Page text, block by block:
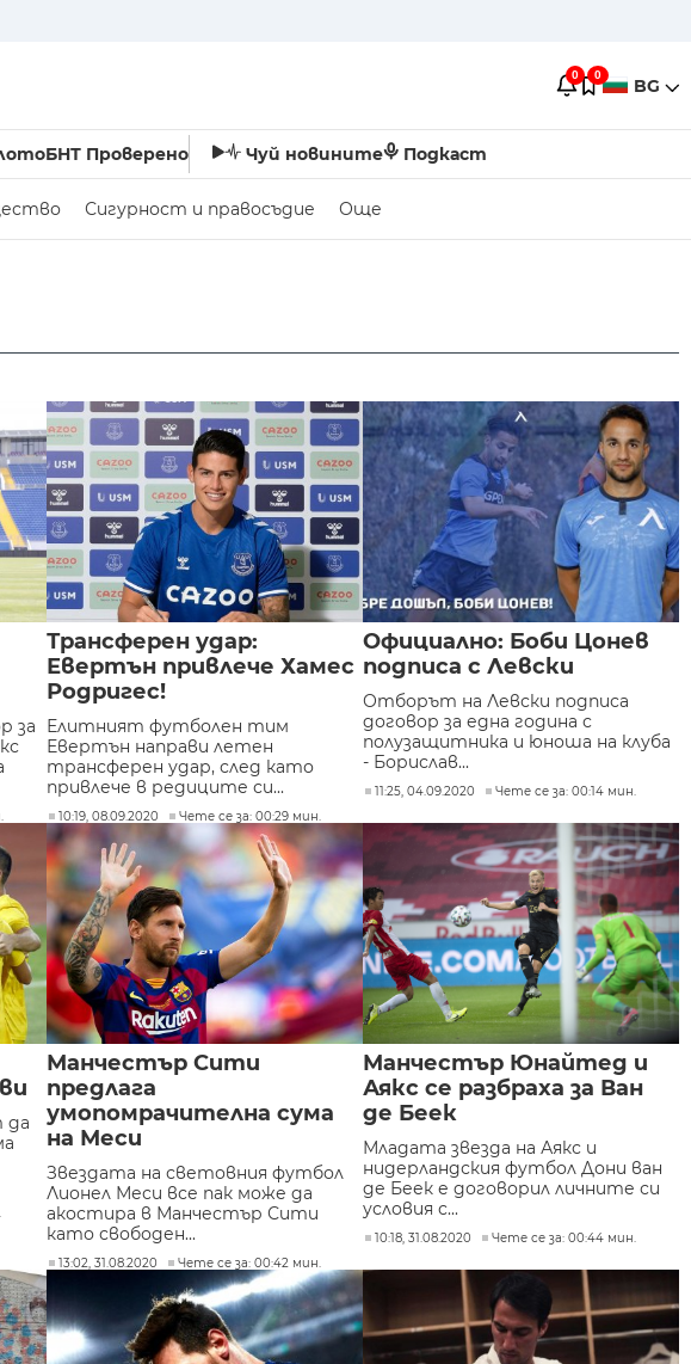
0 0 BG
БНТ Проверено Чуй новините Подкаст
Сигурност и правосъдие Още
за
Трансферен удар:
Евертън привлече Хамес
Родригес!
Елитният футболен тим
Евертън направи летен
трансферен удар, след като
привлече в редиците си...
10:19, 08.09.2020 Чете се за: 00:29 мин.
Официално: Боби Цонев
подписа с Левски
Отборът на Левски подписа
договор за една година с
полузащитника и юноша на клуба
- Борислав...
11:25, 04.09.2020 Чете се за: 00:14 мин.
да
Манчестър Сити
предлага
умопомрачителна сума
на Меси
Звездата на световния футбол
Лионел Меси все пак може да
акостира в Манчестър Сити
като свободен...
13:02, 31.08.2020 Чете се за: 00:42 мин.
Манчестър Юнайтед и
Аякс се разбраха за Ван
де Беек
Младата звезда на Аякс и
нидерландския футбол Дони ван
де Беек е договорил личните си
условия с...
10:18, 31.08.2020 Чете се за: 00:44 мин.